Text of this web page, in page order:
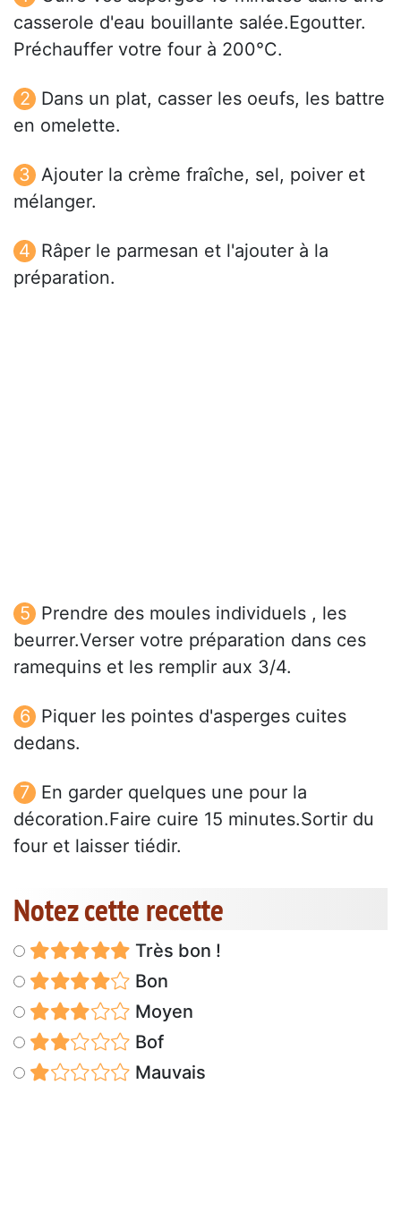
casserole d'eau bouillante salée.Egoutter.
Préchauffer votre four à 200°C.
Dans un plat, casser les oeufs, les battre
en omelette.
Ajouter la crème fraîche, sel, poiver et
mélanger.
Râper le parmesan et l'ajouter à la
préparation.
Prendre des moules individuels , les
beurrer.Verser votre préparation dans ces
ramequins et les remplir aux 3/4.
Piquer les pointes d'asperges cuites
dedans.
En garder quelques une pour la
décoration.Faire cuire 15 minutes.Sortir du
four et laisser tiédir.
Notez cette recette
Très bon !
Bon
Moyen
Bof
Mauvais